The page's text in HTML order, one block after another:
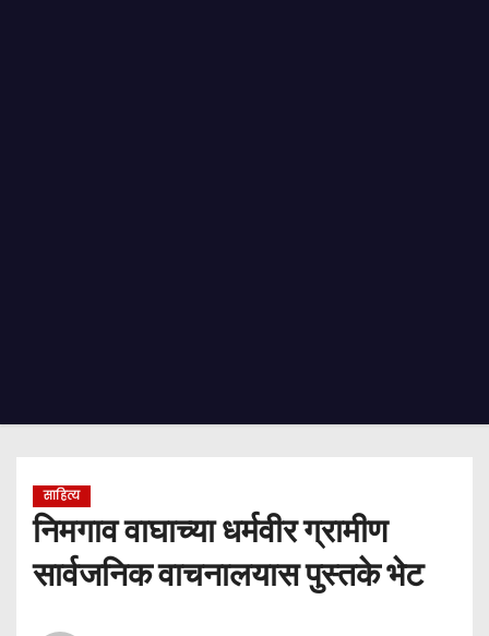
साहित्य
निमगाव वाघाच्या धर्मवीर ग्रामीण
सार्वजनिक वाचनालयास पुस्तके भेट